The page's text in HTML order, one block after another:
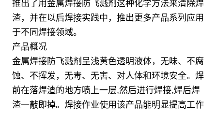
推出了用金属焊接防飞溅剂这种化学方法来清除焊
渣，并在以后焊接实践中，推出更多产品系列应用
于不同焊接领域。
产品概况
金属焊接防飞溅剂呈浅黄色透明液体，无味、不腐
蚀、不挥发，无毒、无害、对人体和环境安全。焊
前在落焊渣的地方喷上一层,然后进行焊接,焊后焊
渣一敲即掉。焊接作业使用该产品能明显提高工作